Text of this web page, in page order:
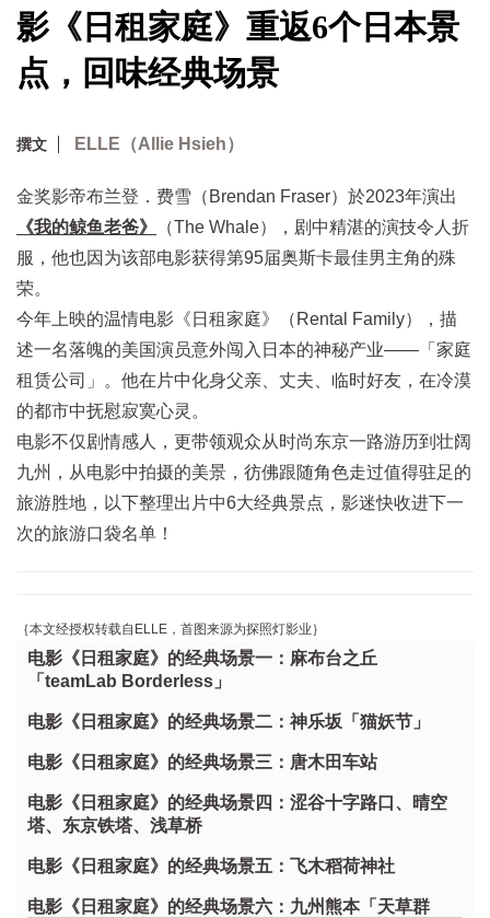
影《日租家庭》重返6个日本景
点，回味经典场景
撰文 ELLE（Allie Hsieh）
金奖影帝布兰登．费雪（Brendan Fraser）於2023年演出
《我的鲸鱼老爸》
（The Whale），剧中精湛的演技令人折
服，他也因为该部电影获得第95届奥斯卡最佳男主角的殊
荣。
今年上映的温情电影《日租家庭》（Rental Family），描
述一名落魄的美国演员意外闯入日本的神秘产业——「家庭
租赁公司」。他在片中化身父亲、丈夫、临时好友，在冷漠
的都市中抚慰寂寞心灵。
电影不仅剧情感人，更带领观众从时尚东京一路游历到壮阔
九州，从电影中拍摄的美景，彷佛跟随角色走过值得驻足的
旅游胜地，以下整理出片中6大经典景点，影迷快收进下一
次的旅游口袋名单！
｛本文经授权转载自ELLE，首图来源为探照灯影业 ｝
电影《日租家庭》的经典场景一：麻布台之丘
「teamLab Borderless」
电影《日租家庭》的经典场景二：神乐坂「猫妖节」
电影《日租家庭》的经典场景三：唐木田车站
电影《日租家庭》的经典场景四：涩谷十字路口、晴空
塔、东京铁塔、浅草桥
电影《日租家庭》的经典场景五：飞木稻荷神社
电影《日租家庭》的经典场景六：九州熊本「天草群